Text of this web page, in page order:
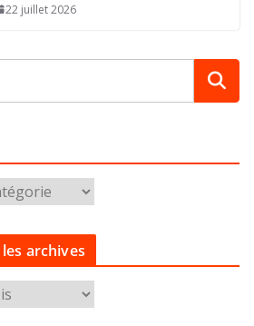
22 juillet 2026
archives